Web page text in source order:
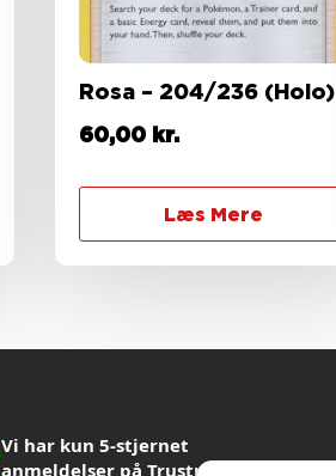
Rosa – 204/236 (Holo)
60,00 kr.
Læs Mere
Vi har kun 5-stjernet
anmeldelser på Trustpilot